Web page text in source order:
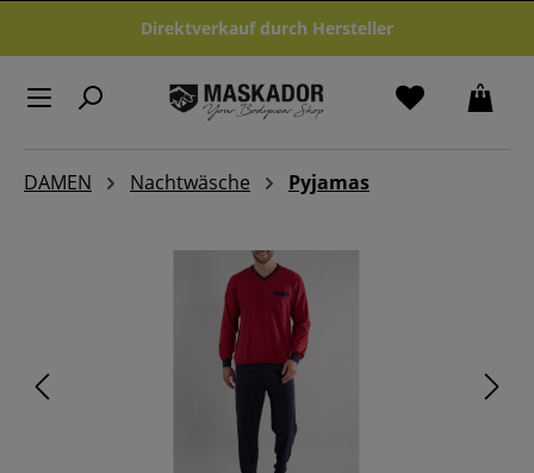
Zum Hauptinhalt springenDirektverkauf durch Hersteller
DAMEN Nachtwäsche Pyjamas